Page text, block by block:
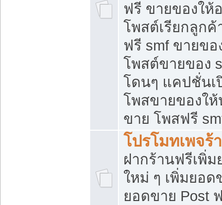
ฟรี ขายของให้
โพสต์เรียกลูกค้
ฟรี smf ขายขอ
โพสต์ขายของ
โดนๆ แคปชั่นเ
โพสขายของใ
ขาย โพสฟรี
โปรโมทเพจร้
ฝากร้านฟรีเพิ่
ใหม่ ๆ เพิ่มยอด
ยอดขาย Post